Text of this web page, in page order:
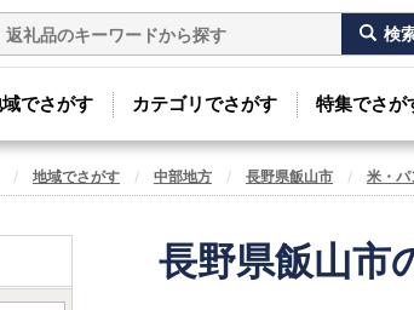
でさがす カテゴリでさがす 特集でさが
地域でさがす 中部地方 長野県飯山市 米・パ
長野県飯山市